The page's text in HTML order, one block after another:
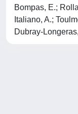
Bompas, E.;
Italiano, A.;
Dubray-